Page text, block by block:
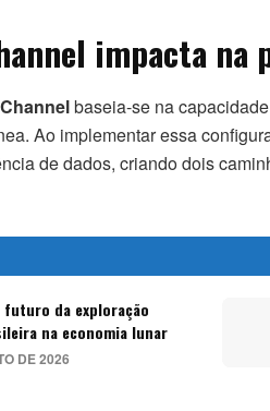
impacta na
baseia-se na
Ao implementar essa
de dados, criando dois
futuro da exploração
na economia lunar
DE 2026